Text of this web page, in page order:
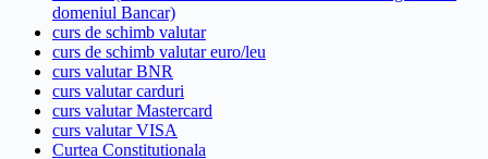
domeniul Bancar)
curs de schimb valutar
curs de schimb valutar euro/leu
curs valutar BNR
curs valutar carduri
curs valutar Mastercard
curs valutar VISA
Curtea Constitutionala